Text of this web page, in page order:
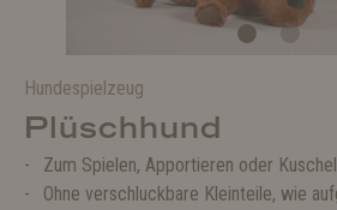
Hundespielzeug
Plüschhund
Zum Spielen, Apportieren oder
Ohne verschluckbare Kleinteile, wie